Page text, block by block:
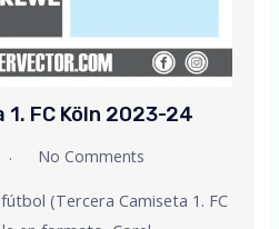
FC Köln 2023-24
No Comments
(Tercera Camiseta 1. FC